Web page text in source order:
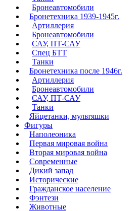
Бронеавтомобили
Бронетехника 1939-1945г.
Артиллерия
Бронеавтомобили
САУ, ПТ-САУ
Спец БТТ
Танки
Бронетехника после 1946г.
Артиллерия
Бронеавтомобили
САУ, ПТ-САУ
Танки
Яйцетанки, мультяшки
Фигуры
Наполеоника
Первая мировая война
Вторая мировая война
Современные
Дикий запад
Исторические
Гражданское население
Фэнтези
Животные